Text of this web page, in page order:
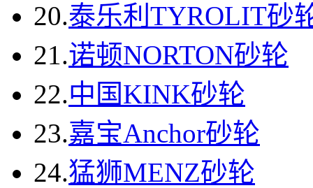
20.泰乐利TYROLIT砂
21.诺顿NORTON砂轮
22.中国KINK砂轮
23.嘉宝Anchor砂轮
24.猛狮MENZ砂轮